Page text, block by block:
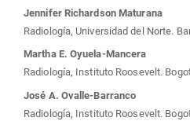
Contenido
principal
del
Jennifer Richardson Maturana
Radiología, Universidad del Norte.
Martha E. Oyuela-Mancera
Radiología, Instituto Roosevelt.
José A. Ovalle-Barranco
Radiología, Instituto Roosevelt.